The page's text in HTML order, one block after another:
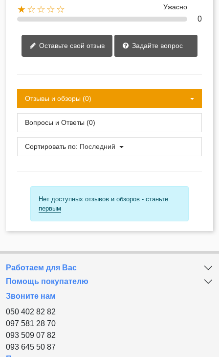
★☆☆☆☆ Ужасно
0
Оставьте свой отзыв Задайте вопрос
Отзывы и обзоры (0)
Вопросы и Ответы (0)
Сортировать по: Последний
Нет доступных отзывов и обзоров - станьте
первым
Работаем для Вас
Помощь покупателю
Звоните нам
050 402 82 82
097 581 28 70
093 509 07 82
093 645 50 87